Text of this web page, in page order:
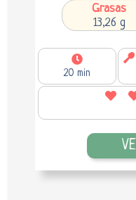
Grasas
13,26 g
20 min